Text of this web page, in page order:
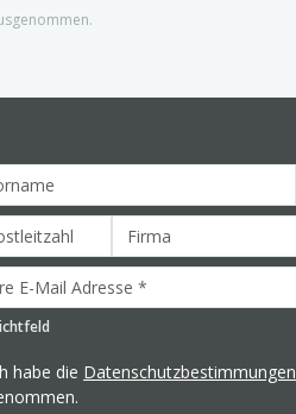
habe die Datenschutzbestimmungen